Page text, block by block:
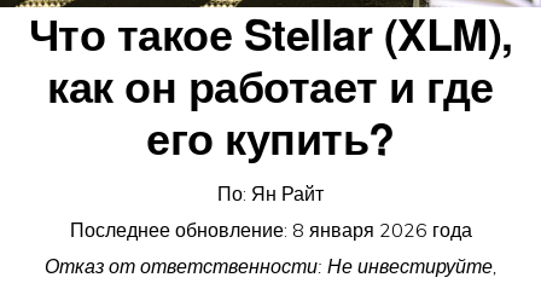
Что такое Stellar (XLM),
как он работает и где
его купить?
По: Ян Райт
Последнее обновление: 8 января 2026 года
Отказ от ответственности: Не инвестируйте,